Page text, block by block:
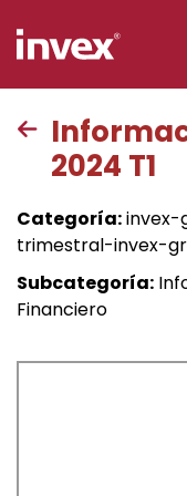
Acceso a
Buscar
Personas
2024 T1
Categoría:invex-
trimestral-invex-
Subcategoría:
Financiero